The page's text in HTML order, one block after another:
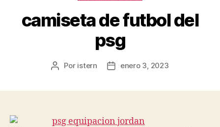
camiseta de futbol del
psg
Autor
Por istern
Fechaenero 3, 2023